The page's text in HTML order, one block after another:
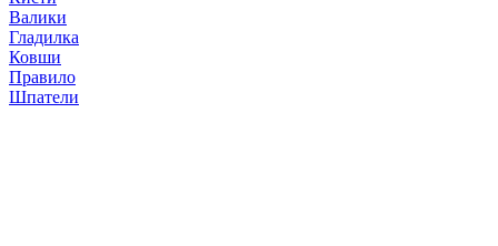
Валики
Гладилка
Ковши
Правило
Шпатели